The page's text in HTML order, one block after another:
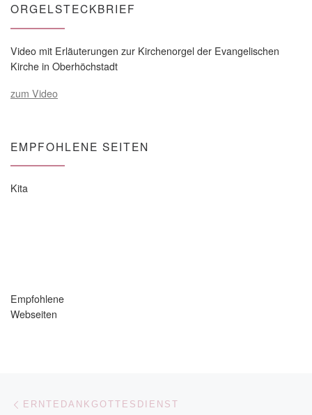
ORGELSTECKBRIEF
Video mit Erläuterungen zur Kirchenorgel der Evangelischen
Kirche in Oberhöchstadt
zum Video
EMPFOHLENE SEITEN
Kita
Empfohlene
Webseiten
Beitragsnavigation
ERNTEDANKGOTTESDIENST